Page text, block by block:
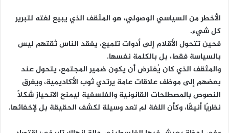
الأخطر من السياسي الوصولي، هو المثقف الذي يبيع لغته لتبرير
كل شيء.
فحين تتحول الأقلام إلى أدوات تلميع، يفقد الناس ثقتهم ليس
بالسياسة فقط، بل بالكلمة نفسها.
والمثقف الذي كان يُفترض أن يكون ضمير المجتمع، يتحول عند
بعضهم إلى موظف علاقات عامة يرتدي ثوب الأكاديمية، ويغرق
النصوص بالمصطلحات القانونية والفلسفية ليمنح الانحياز شكلًا
نظريًا أنيقًا، وكأن اللغة لم تعد وسيلة لكشف الحقيقة بل لإخفائها.